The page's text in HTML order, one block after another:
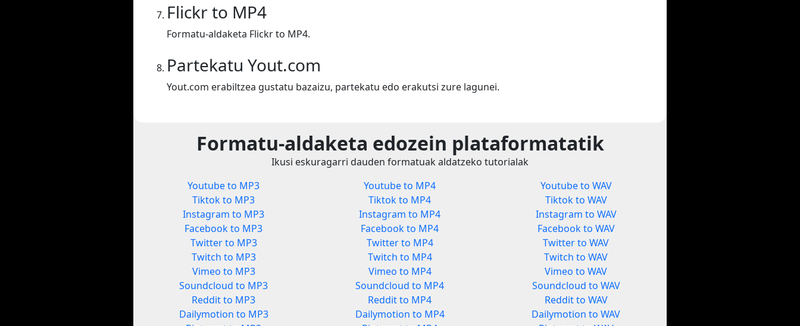
Flickr to MP4
Formatu-aldaketa Flickr to MP4.
Partekatu Yout.com
Yout.com erabiltzea gustatu bazaizu, partekatu edo erakutsi zure lagunei.
Formatu-aldaketa edozein plataformatatik
Ikusi eskuragarri dauden formatuak aldatzeko tutorialak
Youtube to MP3
Tiktok to MP3
Instagram to MP3
Facebook to MP3
Twitter to MP3
Twitch to MP3
Vimeo to MP3
Soundcloud to MP3
Reddit to MP3
Dailymotion to MP3
Youtube to MP4
Tiktok to MP4
Instagram to MP4
Facebook to MP4
Twitter to MP4
Twitch to MP4
Vimeo to MP4
Soundcloud to MP4
Reddit to MP4
Dailymotion to MP4
Youtube to WAV
Tiktok to WAV
Instagram to WAV
Facebook to WAV
Twitter to WAV
Twitch to WAV
Vimeo to WAV
Soundcloud to WAV
Reddit to WAV
Dailymotion to WAV